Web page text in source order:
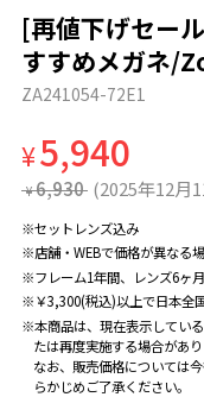
[再値下げセー
すすめメガネ/
ZA241054-72E1
¥5,940
¥ 6,930 (2025年12月
※セットレンズ込み
※店舗・WEBで価格が異なる場
※フレーム1年間、レンズ6ヶ
※￥3,300(税込)以上で日本全
※本商品は、現在表示してい
たは再度実施する場合があり
なお、販売価格については
らかじめご了承ください。